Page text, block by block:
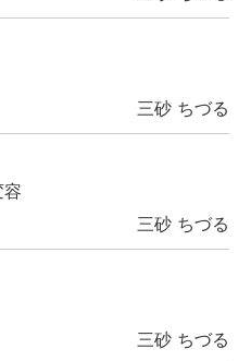
三砂 ちづる
三砂 ちづる
三砂 ちづる